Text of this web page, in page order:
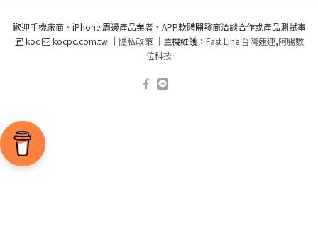
歡迎手機廠商、iPhone 周邊產品業者、APP軟體開發商洽談合作或產品測試事
宜 koc
kocpc.com.tw ｜ 隱私政策｜主機維護： Fast Line 台灣速連,阿腸數
位科技